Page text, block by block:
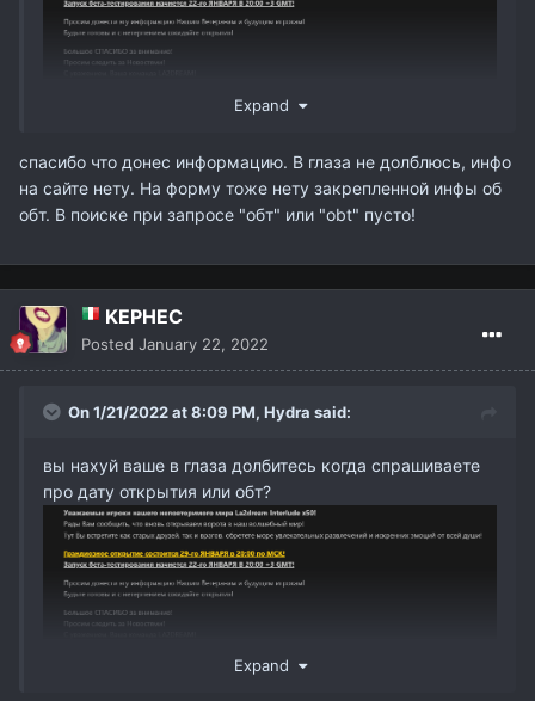
Expand
спасибо что донес информацию. В глаза не долблюсь, инфо
на сайте нету. На форму тоже нету закрепленной инфы об
обт. В поиске при запросе "обт" или "obt" пусто!
KEPHEC
Posted January 22, 2022
On 1/21/2022 at 8:09 PM, Hydra said:
вы нахуй ваше в глаза долбитесь когда спрашиваете
про дату открытия или обт?
Не агрись на человека,бо вьебашу с ноги,умрёшь.
Expand